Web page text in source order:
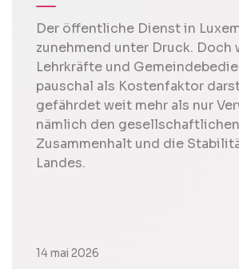
Der öffentliche Dienst in
zunehmend unter Druck. Doch
Lehrkräfte und
pauschal als Kostenfaktor
gefährdet weit mehr als nur
nämlich den gesellschaftlichen
Zusammenhalt und die
Landes.
14 mai 2026